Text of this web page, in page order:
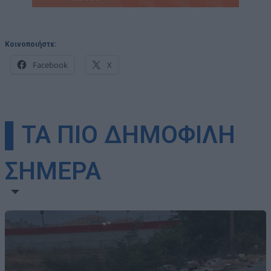
Κοινοποιήστε:
Facebook X
▌ΤΑ ΠΙΟ ΔΗΜΟΦΙΛΗ
ΣΗΜΕΡΑ